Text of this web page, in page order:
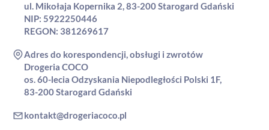
ul. Mikołaja Kopernika 2, 83-200 Starogard Gdański
NIP: 5922250446
REGON: 381269617
Adres do korespondencji, obsługi i zwrotów
Drogeria COCO
os. 60-lecia Odzyskania Niepodległości Polski 1F,
83-200 Starogard Gdański
kontakt@drogeriacoco.pl